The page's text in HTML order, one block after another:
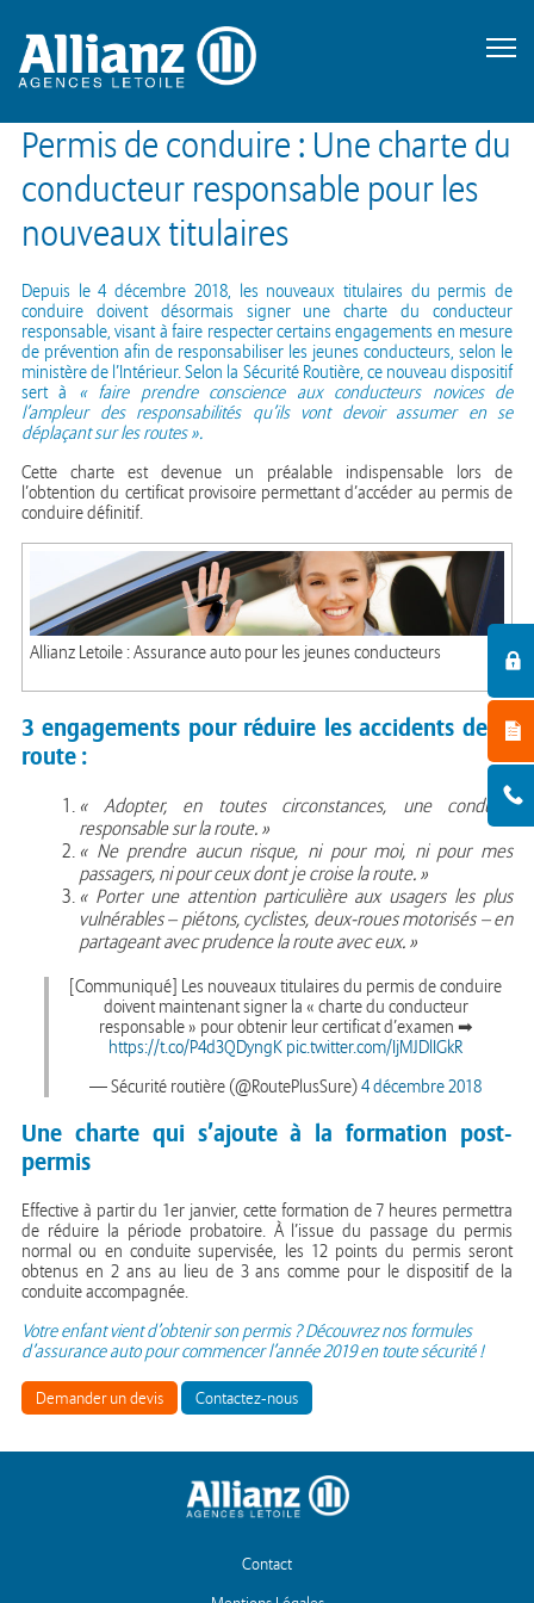
Permis de conduire : Une charte du
conducteur responsable pour les
nouveaux titulaires
Depuis le 4 décembre 2018, les nouveaux titulaires du permis de
conduire doivent désormais signer une charte du conducteur
responsable, visant à faire respecter certains engagements en mesure
de prévention afin de responsabiliser les jeunes conducteurs, selon le
ministère de l’Intérieur. Selon la Sécurité Routière, ce nouveau dispositif
sert à « faire prendre conscience aux conducteurs novices de
l’ampleur des responsabilités qu’ils vont devoir assumer en se
déplaçant sur les routes ».
Cette charte est devenue un préalable indispensable lors de
l’obtention du certificat provisoire permettant d’accéder au permis de
conduire définitif.
Allianz Letoile : Assurance auto pour les jeunes conducteurs
3 engagements pour réduire les accidents de la
route :
« Adopter, en toutes circonstances, une conduite
responsable sur la route. »
« Ne prendre aucun risque, ni pour moi, ni pour mes
passagers, ni pour ceux dont je croise la route. »
« Porter une attention particulière aux usagers les plus
vulnérables – piétons, cyclistes, deux-roues motorisés – en
partageant avec prudence la route avec eux. »
[Communiqué] Les nouveaux titulaires du permis de conduire
doivent maintenant signer la « charte du conducteur
responsable » pour obtenir leur certificat d’examen ➡
https://t.co/P4d3QDyngK pic.twitter.com/IjMJDlIGkR
— Sécurité routière (@RoutePlusSure)4 décembre 2018
Une charte qui s’ajoute à la formation post-
permis
Effective à partir du 1er janvier, cette formation de 7 heures permettra
de réduire la période probatoire. À l’issue du passage du permis
normal ou en conduite supervisée, les 12 points du permis seront
obtenus en 2 ans au lieu de 3 ans comme pour le dispositif de la
conduite accompagnée.
Votre enfant vient d’obtenir son permis ? Découvrez nos formules
d’assurance auto pour commencer l’année 2019 en toute sécurité !
Demander un devis Contactez-nous
Contact